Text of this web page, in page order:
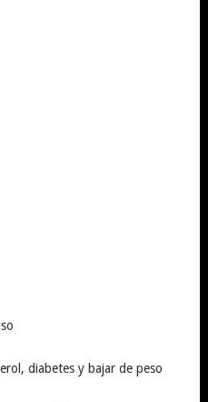
diabetes y bajar de peso